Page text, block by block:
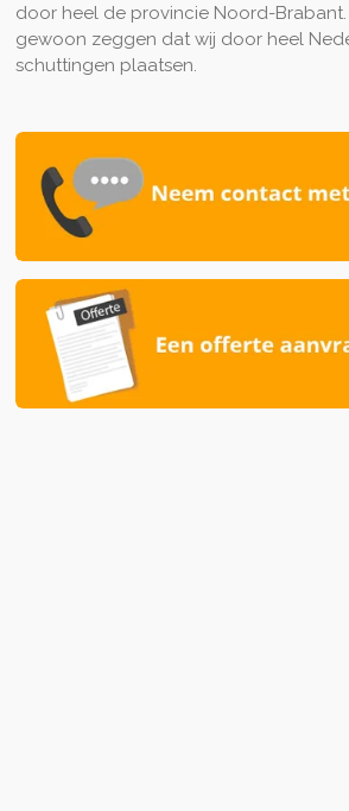
door heel de provincie Noord-
gewoon zeggen dat wij door heel
schuttingen plaatsen.